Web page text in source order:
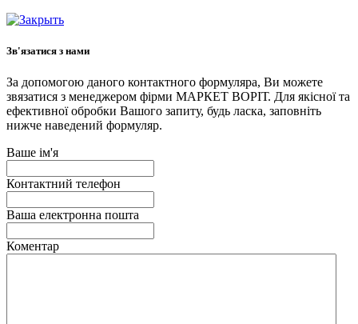
Зв'язатися з нами
За допомогою даного контактного формуляра, Ви можете
звязатися з менеджером фірми МАРКЕТ ВОРІТ. Для якісної та
ефективної обробки Вашого запиту, будь ласка, заповніть
нижче наведений формуляр.
Ваше ім'я
Контактний телефон
Ваша електронна пошта
Коментар